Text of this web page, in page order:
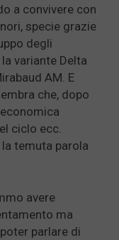
a convivere con
specie grazie
degli
variante Delta
AM. E
che, dopo
ciclo ecc.
temuta parola
avere
ma
parlare di